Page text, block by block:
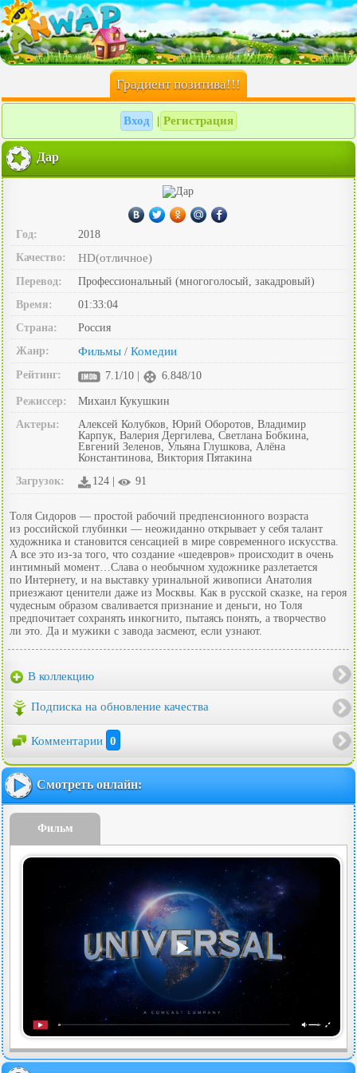
Градиент позитива!!!
Вход Регистрация
Дар
Год:
2018
Качество:
HD(отличное)
Перевод:
Профессиональный (многоголосый, закадровый)
Время:
01:33:04
Страна:
Россия
Жанр:
Фильмы / Комедии
Рейтинг: 7.1/10 | 6.848/10
Режиссер:
Михаил Кукушкин
Актеры:
Алексей Колубков, Юрий Оборотов, Владимир
Карпук, Валерия Дергилева, Светлана Бобкина,
Евгений Зеленов, Ульяна Глушкова, Алёна
Константинова, Виктория Пятакина
Загрузок:
124 | 91
Толя Сидоров — простой рабочий предпенсионного возраста
из российской глубинки — неожиданно открывает у себя талант
художника и становится сенсацией в мире современного искусства.
А все это из-за того, что создание «шедевров» происходит в очень
интимный момент…Слава о необычном художнике разлетается
по Интернету, и на выставку уринальной живописи Анатолия
приезжают ценители даже из Москвы. Как в русской сказке, на героя
чудесным образом сваливается признание и деньги, но Толя
предпочитает сохранять инкогнито, пытаясь понять, а творчество
ли это. Да и мужики с завода засмеют, если узнают.
В коллекцию
Подписка на обновление качества
Комментарии 0
Смотреть онлайн:
Фильм